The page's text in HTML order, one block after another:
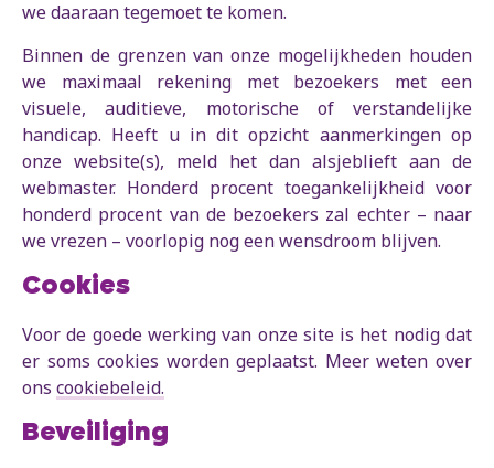
we daaraan tegemoet te komen.
Binnen de grenzen van onze mogelijkheden houden
we maximaal rekening met bezoekers met een
visuele, auditieve, motorische of verstandelijke
handicap. Heeft u in dit opzicht aanmerkingen op
onze website(s), meld het dan alsjeblieft aan de
webmaster. Honderd procent toegankelijkheid voor
honderd procent van de bezoekers zal echter – naar
we vrezen – voorlopig nog een wensdroom blijven.
Cookies
Voor de goede werking van onze site is het nodig dat
er soms cookies worden geplaatst. Meer weten over
ons cookiebeleid.
Beveiliging